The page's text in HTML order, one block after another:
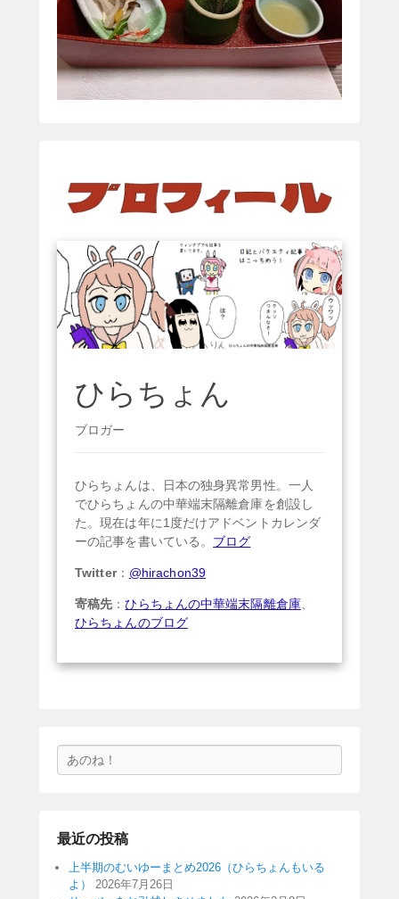
ひらちょん
ブロガー
ひらちょんは、日本の独身異常男性。一人
でひらちょんの中華端末隔離倉庫を創設し
た。現在は年に1度だけアドベントカレンダ
ーの記事を書いている。 ブログ
Twitter： @hirachon39
寄稿先 ：ひらちょんの中華端末隔離倉庫、
ひらちょんのブログ
索
最近の投稿
上半期のむいゆーまとめ2026（ひらちょんもいる
よ）
2026年7月26日